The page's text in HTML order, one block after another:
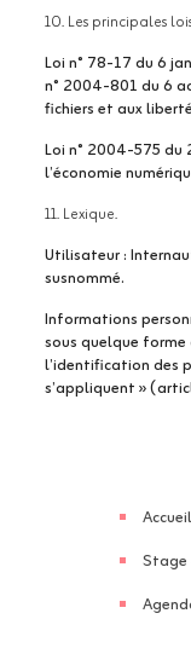
10. Les principales
Loi n° 78-17 du 6
n° 2004-801 du 6
fichiers et aux
Loi n° 2004-575 du
l’économie
11. Lexique.
Utilisateur :
susnommé.
Informations
sous quelque
l’identification des
s’appliquent »
Accueil
Stage